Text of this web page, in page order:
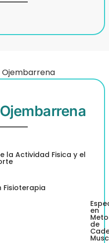
la Actividad Fisica y el
Fisioterapia
en
de